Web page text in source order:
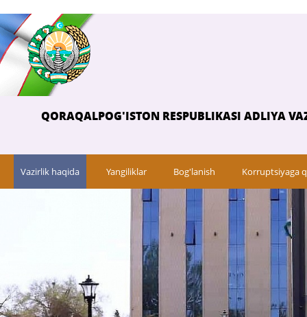
QORAQALPOG'ISTON RESPUBLIKASI ADLIYA
Vazirlik haqida Yangiliklar Bog'lanish Korruptsiyaga